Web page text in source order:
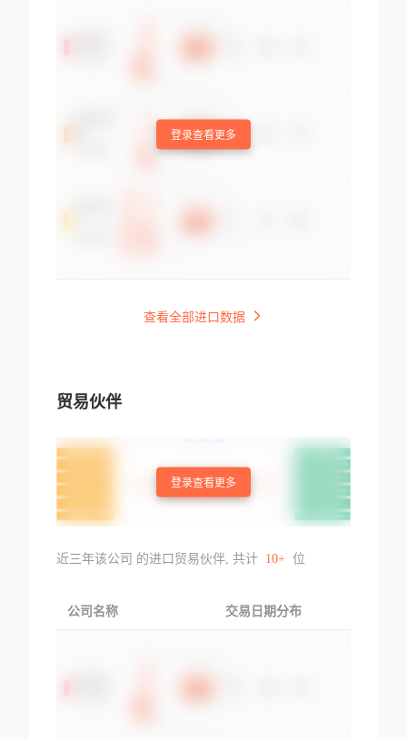
登录查看更多
查看全部进口数据
贸易伙伴
登录查看更多
近三年该公司 的进口贸易伙伴, 共计 10+ 位
公司名称 交易日期分布